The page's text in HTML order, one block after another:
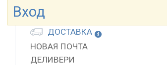
Вход
ДОСТАВКА
НОВАЯ ПОЧТА
ДЕЛИВЕРИ